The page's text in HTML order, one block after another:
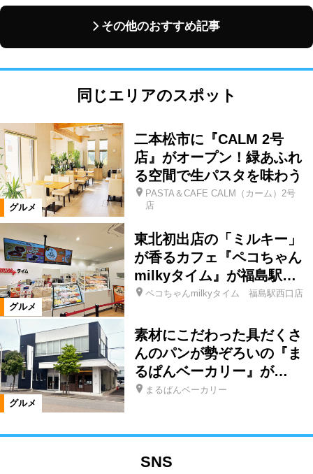
その他のおすすめ記事
同じエリアのスポット
グルメ
二本松市に『CALM 2号
店』がオープン！緑あふれ
る空間で生パスタを味わう
PASTA＆CAFE CALM（カーム）2号
店
グルメ
東北初出店の「ミルキー」
が香るカフェ『ペコちゃん
milkyタイム』が福島駅…
ペコちゃんmilkyタイム 福島駅西口店
グルメ
素材にこだわった具だくさ
んのパンが勢ぞろいの『ま
るぱんベーカリー』が…
まるぱんベーカリー
SNS